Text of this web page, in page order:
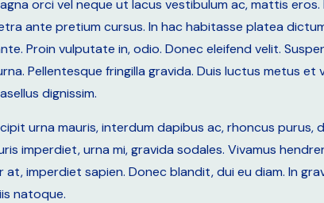
orci vel neque ut lacus vestibulum ac, mattis
ante pretium cursus. In hac habitasse platea
Proin vulputate in, odio. Donec eleifend velit.
Pellentesque fringilla gravida. Duis luctus metus
dignissim.
urna mauris, interdum dapibus ac, rhoncus purus,
imperdiet, urna mi, gravida sodales. Vivamus
imperdiet sapien. Donec blandit, dui eu diam. In
natoque.